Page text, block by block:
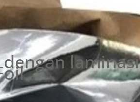
laminasi